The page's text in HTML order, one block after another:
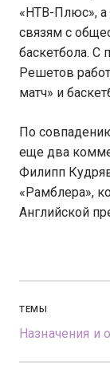
«НТВ-Плюс», а
связям с
баскетбола. С
Решетов
матч» и
По
еще два
Филипп
«Рамблера»,
Английской
ТЕМЫ
Назначения и